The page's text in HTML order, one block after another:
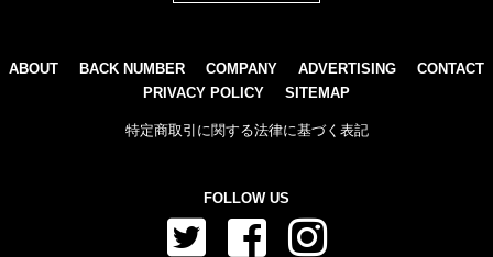
ABOUT BACK NUMBER COMPANY ADVERTISING
CONTACT
PRIVACY POLICY
SITEMAP
特定商取引に関する法律に基づく表記
FOLLOW US